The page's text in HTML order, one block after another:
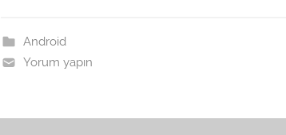
Android
Yorum yapın